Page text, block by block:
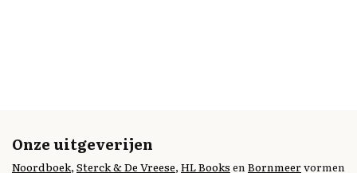
Onze uitgeverijen
Noordboek, Sterck & De Vreese, HL Books en Bornmeervormen